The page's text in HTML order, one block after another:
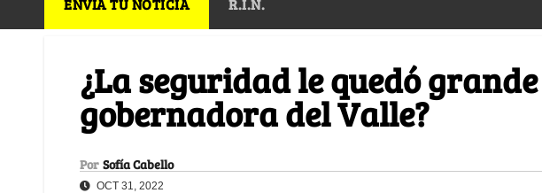
¿La seguridad le quedó
gobernadora del Valle?
Por Sofía Cabello
OCT 31, 2022